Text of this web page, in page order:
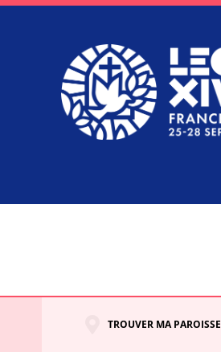
TROUVER MA PAROISSE